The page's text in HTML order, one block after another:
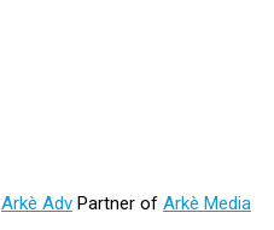
Arkè Adv Partner of Arkè Media